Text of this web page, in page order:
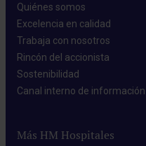
Quiénes somos​
Excelencia en calidad​
Trabaja con nosotros​
Rincón del accionista​
Sostenibilidad​
Canal interno de información​
Más HM Hospitales